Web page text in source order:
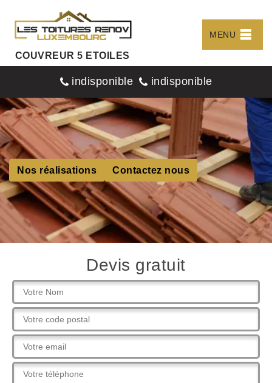
COUVREUR 5 ETOILES
MENU
indisponible indisponible
Nos réalisations Contactez nous
Devis gratuit